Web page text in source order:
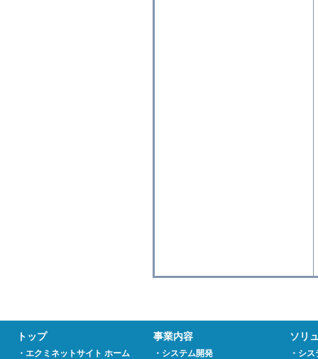
トップ
・エクミネットサイト ホーム
事業内容
・システム開発
ソリ
・シ